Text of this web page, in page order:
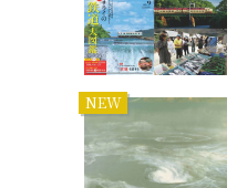
NEW